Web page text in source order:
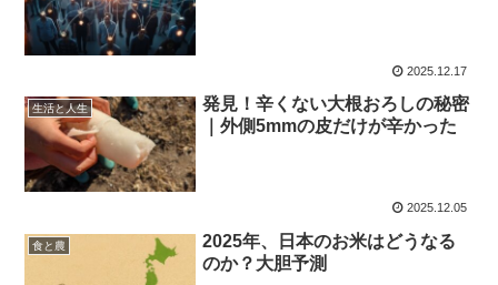
2025.12.17
生活と人生
発見！辛くない大根おろしの秘密
｜外側5mmの皮だけが辛かった
2025.12.05
食と農
2025年、日本のお米はどうなる
のか？大胆予測